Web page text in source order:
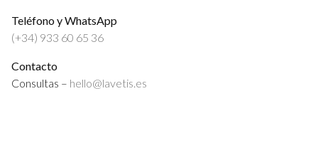
Teléfono y WhatsApp
(+34) 933 60 65 36
Contacto
Consultas – hello@lavetis.es